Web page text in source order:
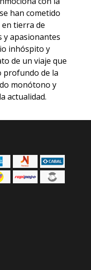
han cometido
en tierra de
apasionantes
inhóspito y
de un viaje que
profundo de la
monótono y
actualidad.